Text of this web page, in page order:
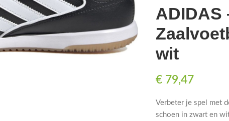
ADIDAS
wit
€79,47
Verbeter je spel met
schoen in zwart en